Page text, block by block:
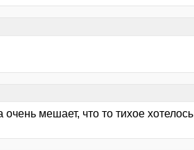
мешает, что то тихое хотелось